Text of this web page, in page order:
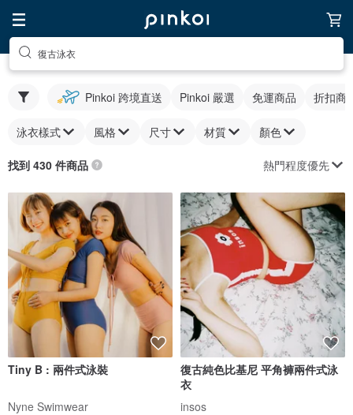
復古泳衣
Pinkoi 跨境直送 Pinkoi 嚴選 免運商品 折扣商
泳衣樣式 風格 尺寸 材質 顏色
找到 430 件商品 熱門程度優先
Tiny B : 兩件式泳裝
Nyne Swimwear
復古純色比基尼 平角褲兩件式泳
衣
insos